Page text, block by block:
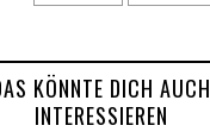
KÖNNTE DICH AUCH
INTERESSIEREN